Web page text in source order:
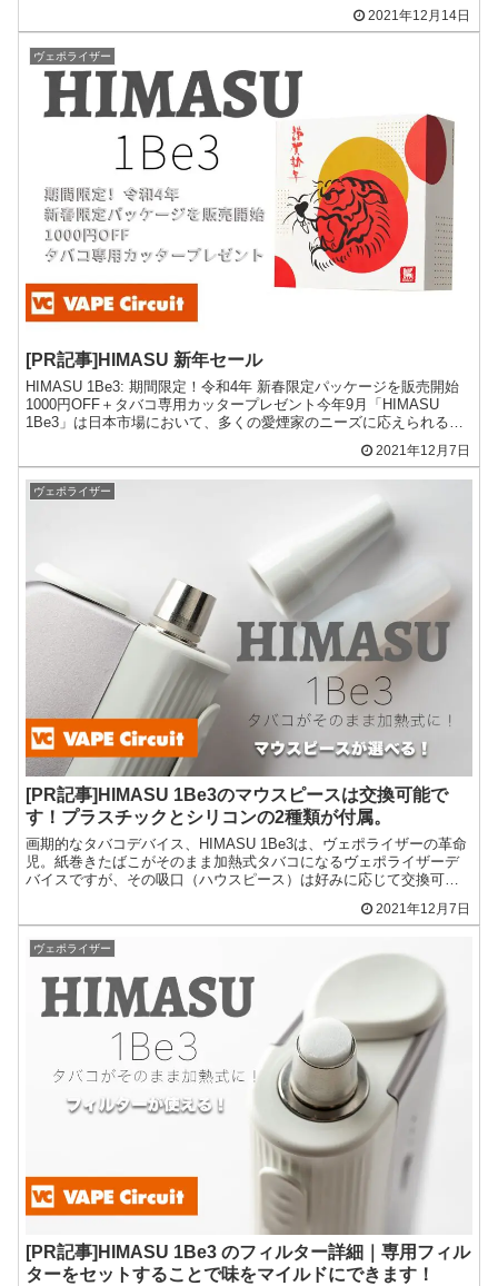
2021年12月14日
ヴェポライザー
[PR記事]HIMASU 新年セール
HIMASU 1Be3: 期間限定！令和4年 新春限定パッケージを販売開始
1000円OFF＋タバコ専用カッタープレゼント今年9月「HIMASU
1Be3」は日本市場において、多くの愛煙家のニーズに応えられる革
2021年12月7日
ヴェポライザー
[PR記事]HIMASU 1Be3のマウスピースは交換可能で
す！プラスチックとシリコンの2種類が付属。
画期的なタバコデバイス、HIMASU 1Be3は、ヴェポライザーの革命
児。紙巻きたばこがそのまま加熱式タバコになるヴェポライザーデ
バイスですが、その吸口（ハウスピース）は好みに応じて交換可能
2021年12月7日
ヴェポライザー
[PR記事]HIMASU 1Be3 のフィルター詳細｜専用フィル
ターをセットすることで味をマイルドにできます！